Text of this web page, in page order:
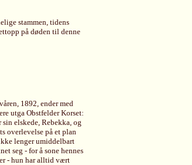
stammen, tidens
på døden til denne
1892, ender med
utga Obstfelder Korset:
elskede, Rebekka, og
overlevelse på et plan
lenger umiddelbart
seg - for å sone hennes
- hun har alltid vært